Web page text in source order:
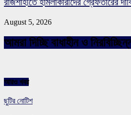
August 5, 2026
আমরা দিচ্ছি বাধাহীন ও
আরও খবর
ছুটির নোটিশ